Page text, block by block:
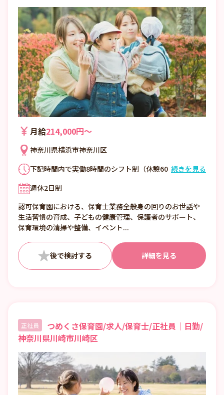
月給214,000円〜
神奈川県横浜市神奈川区
下記時間内で実働8時間のシフト制（休憩60
■残業月10時間ほど！ 報告書や掲示物の作
タッフが行なっているので負担も少なめ！ 行
事前は準備などで少し残業になりますが、定
時で帰れる日も多いのでご安心ください！お
うちで家族と過ごす時間や、一人でゆっくり
リフレッシュする時間も、毎日ちゃんと確保
できます。 ※アイングループでは「自由保
続きを見る
週休2日制
認可保育園における、保育士業務全般身の回りのお世話や
生活習慣の育成、子どもの健康管理、保護者のサポート、
保育環境の清掃や整備、イベント...
詳細を見る
正社員
つめくさ保育園/求人/保育士/正社員｜日勤/
神奈川県川崎市川崎区